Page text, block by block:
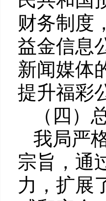
财务制度
益金信息
新闻媒体
提升福彩
（四）
我局严
宗旨，通
力，扩展